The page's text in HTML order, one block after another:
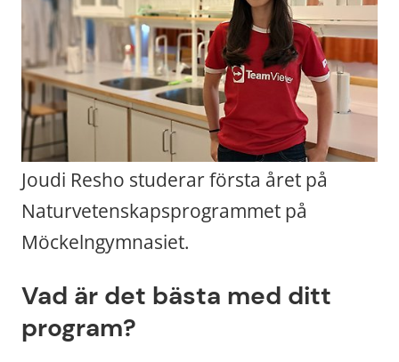
Joudi Resho studerar första året på
Naturvetenskapsprogrammet på
Möckelngymnasiet.
Vad är det bästa med ditt
program?